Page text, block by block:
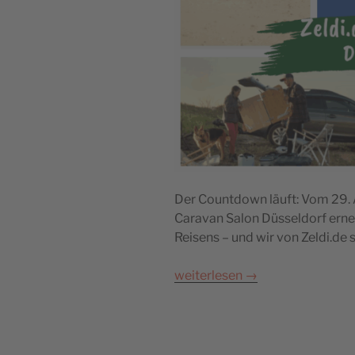
Der Countdown läuft: Vom
Caravan Salon Düsseldorf
Reisens – und wir von Zeldi.de
weiterlesen →